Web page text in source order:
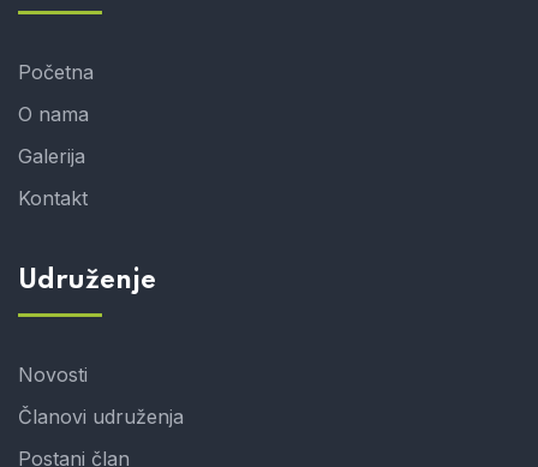
Početna
O nama
Galerija
Kontakt
Udruženje
Novosti
Članovi udruženja
Postani član